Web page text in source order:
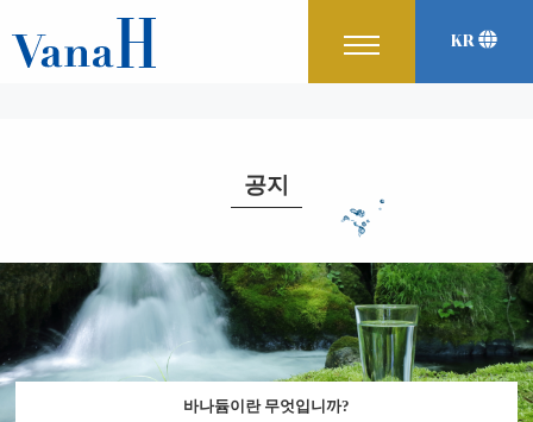
KR
공지
바나듐이란 무엇입니까?